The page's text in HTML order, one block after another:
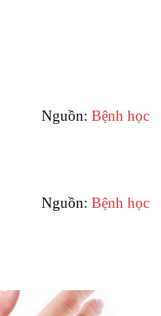
Nguồn: Bệnh học
Nguồn: Bệnh học